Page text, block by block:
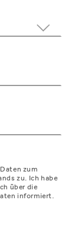
zum
zu. Ich habe
über die
informiert.